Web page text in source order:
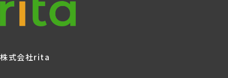
株式会社rita